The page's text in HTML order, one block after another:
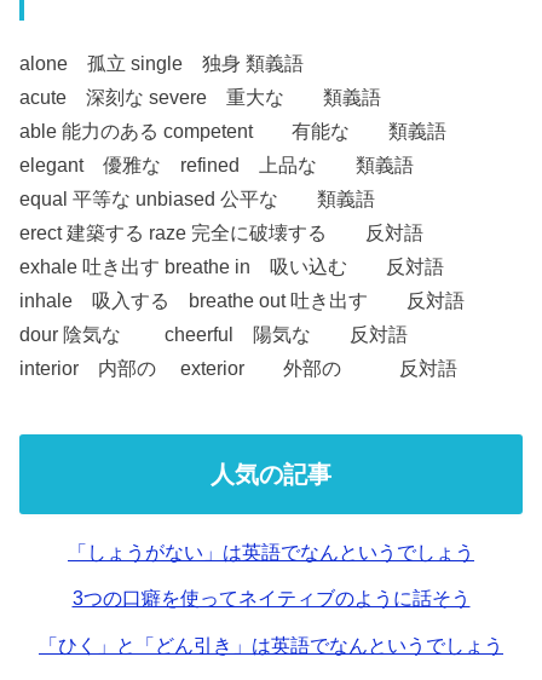
alone 孤立 single 独身 類義語
acute 深刻な severe 重大な 類義語
able 能力のある competent 有能な 類義語
elegant 優雅な refined 上品な 類義語
equal 平等な unbiased 公平な 類義語
erect 建築する raze 完全に破壊する 反対語
exhale 吐き出す breathe in 吸い込む 反対語
inhale 吸入する breathe out 吐き出す 反対語
dour 陰気な cheerful 陽気な 反対語
interior 内部の exterior 外部の 反対語
人気の記事
「しょうがない」は英語でなんというでしょう
3つの口癖を使ってネイティブのように話そう
「ひく」と「どん引き」は英語でなんというでしょう